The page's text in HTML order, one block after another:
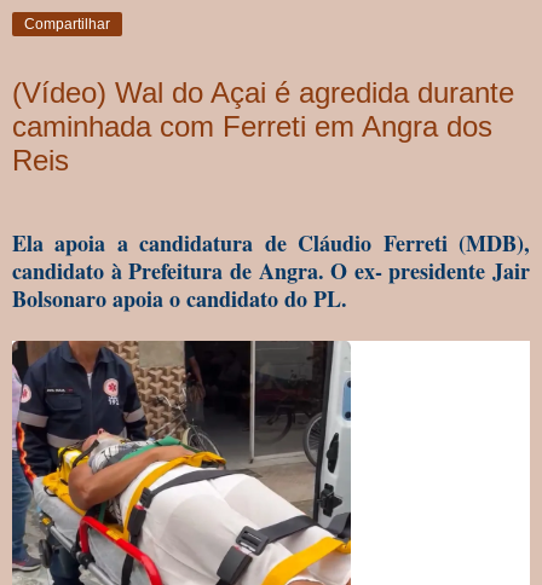
Compartilhar
(Vídeo) Wal do Açai é agredida durante
caminhada com Ferreti em Angra dos
Reis
Ela apoia a candidatura de Cláudio Ferreti (MDB),
candidato à Prefeitura de Angra. O ex- presidente Jair
Bolsonaro apoia o candidato do PL.